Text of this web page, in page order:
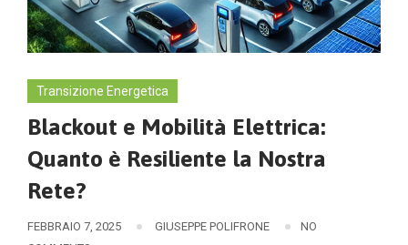
Transizione Energetica
Blackout e Mobilità Elettrica:
Quanto è Resiliente la Nostra
Rete?
FEBBRAIO 7, 2025 GIUSEPPE POLIFRONE
NO